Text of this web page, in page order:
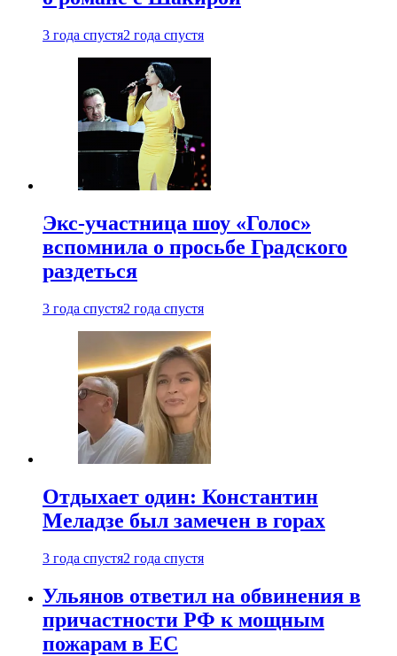
3 года спустя2 года спустя
Экс-участница шоу «Голос»
вспомнила о просьбе Градского
раздеться
3 года спустя2 года спустя
Отдыхает один: Константин
Меладзе был замечен в горах
3 года спустя2 года спустя
Ульянов ответил на обвинения в
причастности РФ к мощным
пожарам в ЕС